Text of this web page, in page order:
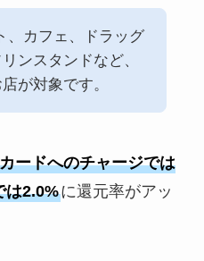
、カフェ、ドラッグ
ンスタンドなど、
が対象です。
ードへのチャージでは
2.0%に還元率がアッ